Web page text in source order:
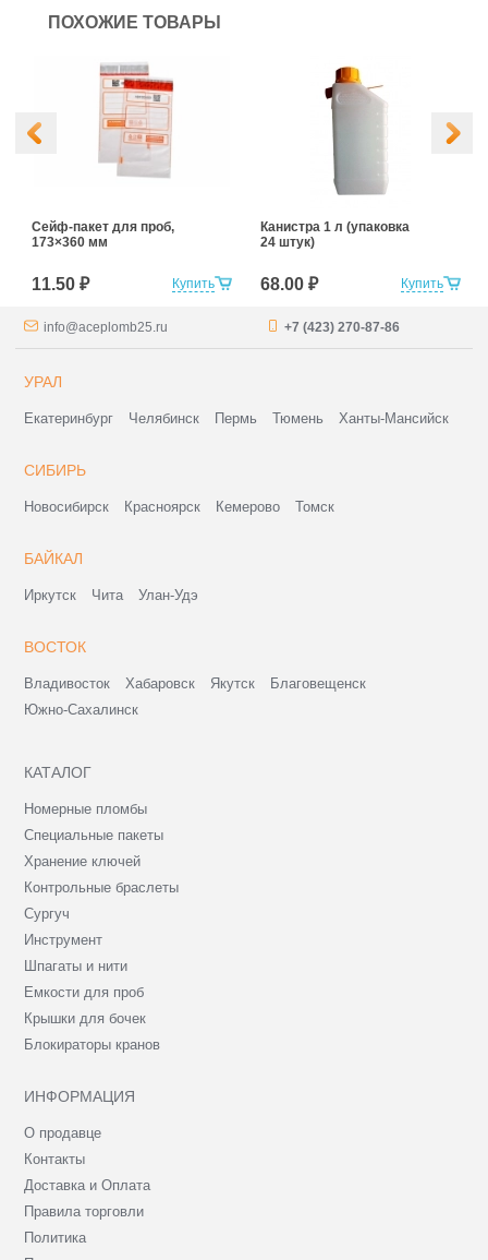
ПОХОЖИЕ ТОВАРЫ
Купить
Сейф-пакет для проб,
173×360 мм
11.50 ₽ Купить
Канистра 1 л (упаковка
24 штук)
68.00 ₽
info@aceplomb25.ru +7 (423) 270-87-86
УРАЛ
Екатеринбург Челябинск Пермь Тюмень Ханты-Мансийск
СИБИРЬ
Новосибирск Красноярск Кемерово Томск
БАЙКАЛ
Иркутск Чита Улан-Удэ
ВОСТОК
Владивосток Хабаровск Якутск
Благовещенск
Южно-Сахалинск
КАТАЛОГ
Номерные пломбы
Специальные пакеты
Хранение ключей
Контрольные браслеты
Сургуч
Инструмент
Шпагаты и нити
Емкости для проб
Крышки для бочек
Блокираторы кранов
ИНФОРМАЦИЯ
О продавце
Контакты
Доставка и Оплата
Правила торговли
Политика